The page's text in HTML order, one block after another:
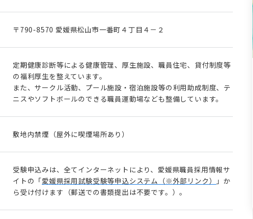
〒790-8570 愛媛県松山市一番町４丁目４－２
定期健康診断等による健康管理、厚生施設、職員住宅、貸付制度等
の福利厚生を整えています。
また、サークル活動、プール施設・宿泊施設等の利用助成制度、テ
ニスやソフトボールのできる職員運動場なども整備しています。
敷地内禁煙（屋外に喫煙場所あり）
受験申込みは、全てインターネットにより、愛媛県職員採用情報サ
イトの「愛媛県採用試験受験等申込システム（※外部リンク）
」か
ら受け付けます（郵送での書類提出は不要です。）。